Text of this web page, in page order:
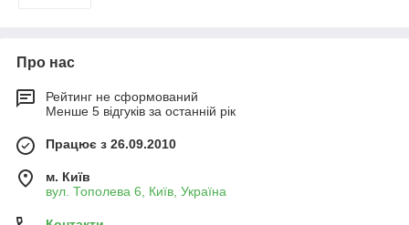
Про нас
Рейтинг не сформований
Менше 5 відгуків за останній рік
Працює з 26.09.2010
м. Київ
вул. Тополева 6, Київ, Україна